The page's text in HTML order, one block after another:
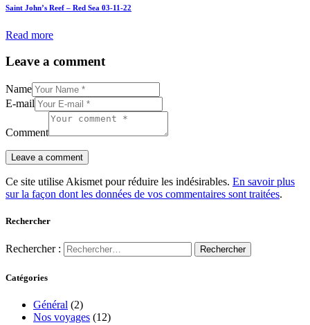
Saint John’s Reef – Red Sea 03-11-22
Read more
Leave a comment
Name
E-mail
Comment
Ce site utilise Akismet pour réduire les indésirables. En savoir plus
sur la façon dont les données de vos commentaires sont traitées.
Rechercher
Rechercher :
Catégories
Général (2)
Nos voyages (12)